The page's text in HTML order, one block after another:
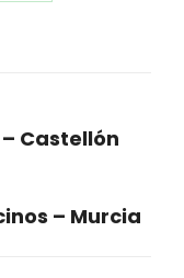
Castellón
– Murcia